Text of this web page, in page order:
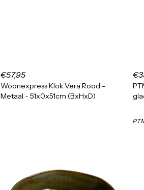
€57,95
Woonexpress Klok Vera Rood -
Metaal - 51x0x51cm (BxHxD)